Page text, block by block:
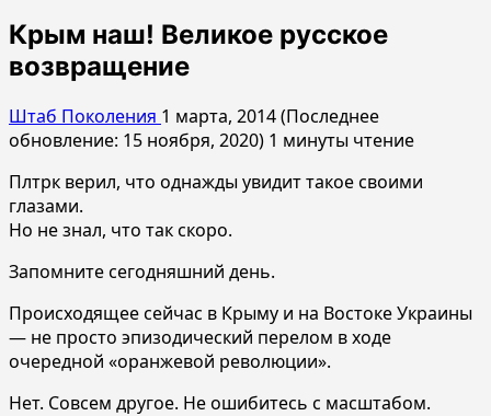
Крым наш! Великое русское
возвращение
Штаб Поколения 1 марта, 2014 (Последнее
обновление: 15 ноября, 2020) 1 минуты чтение
Плтрк верил, что однажды увидит такое своими
глазами.
Но не знал, что так скоро.
Запомните сегодняшний день.
Происходящее сейчас в Крыму и на Востоке Украины
— не просто эпизодический перелом в ходе
очередной «оранжевой революции».
Нет. Совсем другое. Не ошибитесь с масштабом.